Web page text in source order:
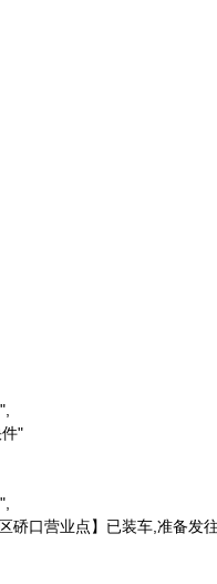
件"
口区硚口营业点】已装车,准备